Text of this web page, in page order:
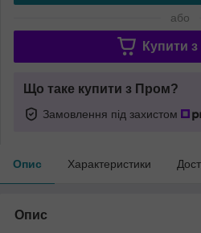
або
Купити з
Що таке купити з Пром?
Замовлення під захистом
Опис Характеристики
Опис